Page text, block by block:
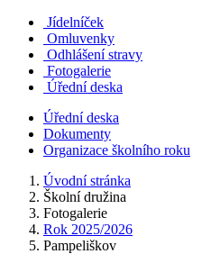
Jídelníček
Omluvenky
Odhlášení stravy
Fotogalerie
Úřední deska
Úřední deska
Dokumenty
Organizace školního roku
Úvodní stránka
Školní družina
Fotogalerie
Rok 2025/2026
Pampeliškov